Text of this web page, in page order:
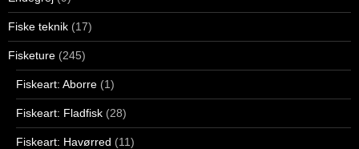
Fiske teknik (17)
Fisketure (245)
Fiskeart: Aborre (1)
Fiskeart: Fladfisk (28)
Fiskeart: Havørred (11)